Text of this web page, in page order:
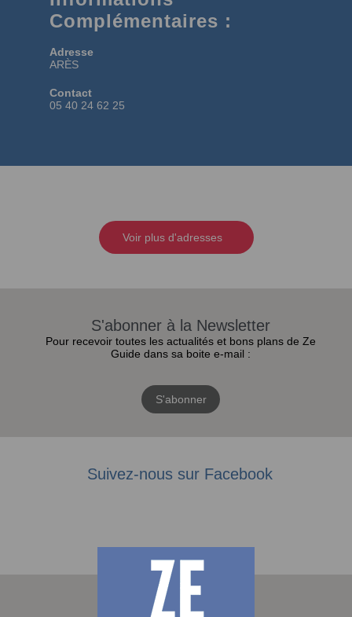
Complémentaires :
Adresse
ARÈS
Contact
05 40 24 62 25
Voir plus d'adresses
S'abonner à la Newsletter
Pour recevoir toutes les actualités et bons plans de Ze
Guide dans sa boite e-mail :
S'abonner
Suivez-nous sur Facebook